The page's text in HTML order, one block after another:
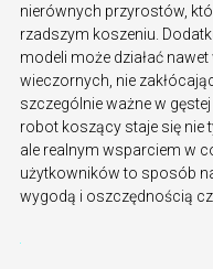
nierównych przyrostów,
rzadszym koszeniu.
modeli może działać
wieczornych, nie
szczególnie ważne w
robot koszący staje się nie
ale realnym wsparciem w
użytkowników to sposób
wygodą i oszczędnością